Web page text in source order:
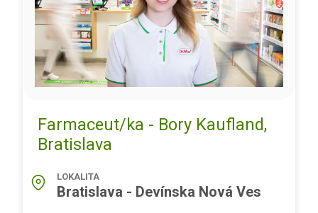
Farmaceut/ka - Bory Kaufland,
Bratislava
LOKALITA
Bratislava - Devínska Nová Ves